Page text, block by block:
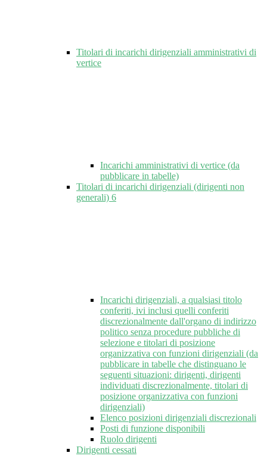
Titolari di incarichi dirigenziali amministrativi di
vertice
Incarichi amministrativi di vertice (da
pubblicare in tabelle)
Titolari di incarichi dirigenziali (dirigenti non
generali) 6
Incarichi dirigenziali, a qualsiasi titolo
conferiti, ivi inclusi quelli conferiti
discrezionalmente dall'organo di indirizzo
politico senza procedure pubbliche di
selezione e titolari di posizione
organizzativa con funzioni dirigenziali (da
pubblicare in tabelle che distinguano le
seguenti situazioni: dirigenti, dirigenti
individuati discrezionalmente, titolari di
posizione organizzativa con funzioni
dirigenziali)
Elenco posizioni dirigenziali discrezionali
Posti di funzione disponibili
Ruolo dirigenti
Dirigenti cessati